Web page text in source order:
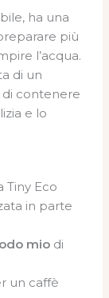
ha una
più
l’acqua.
di un
di contenere
e lo
Tiny Eco
in parte
mio di
un caffè